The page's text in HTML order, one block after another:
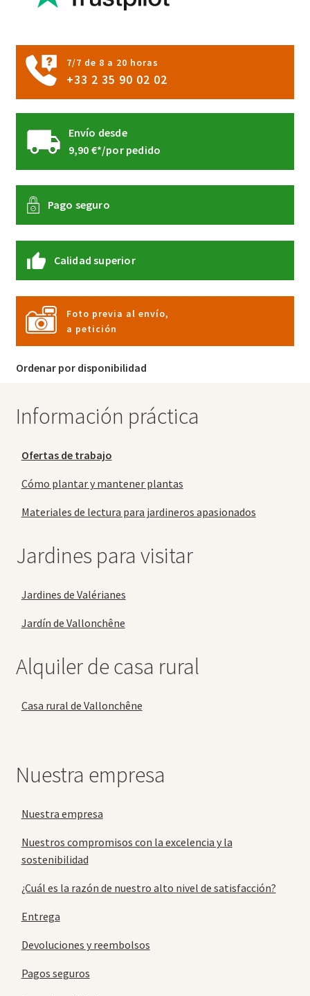
7/7 de 8 a 20 horas
+33 2 35 90 02 02
Envío desde
9,90 €*/por pedido
Pago seguro
Calidad superior
Foto previa al envío,
a petición
Ordenar por disponibilidad
Información práctica
Ofertas de trabajo
Cómo plantar y mantener plantas
Materiales de lectura para jardineros apasionados
Jardines para visitar
Jardines de Valérianes
Jardín de Vallonchêne
Alquiler de casa rural
Casa rural de Vallonchêne
Nuestra empresa
Nuestra empresa
Nuestros compromisos con la excelencia y la
sostenibilidad
¿Cuál es la razón de nuestro alto nivel de satisfacción?
Entrega
Devoluciones y reembolsos
Pagos seguros